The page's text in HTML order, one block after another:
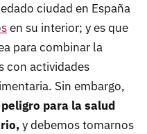
ciudad en España
en su interior; y es que
para combinar la
con actividades
Sin embargo,
para la salud
y debemos tomarnos